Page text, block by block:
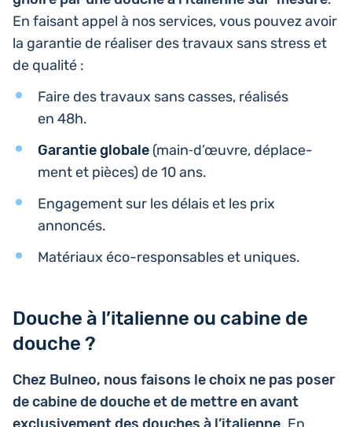
En faisant appel à nos ser­vices, vous pouvez avoir
la garan­tie de réa­li­ser des travaux sans stress et
de qualité :
Faire des travaux sans casses, réa­li­sés
en 48h.
Garan­tie globale (main‑d’œuvre, dépla­ce­
ment et pièces) de 10 ans.
Enga­ge­ment sur les délais et les prix
annoncés.
Maté­riaux éco-res­pon­sables et uniques.
Douche à l’italienne ou cabine de
douche ?
Chez Bulneo, nous faisons le choix ne pas poser
de cabine de douche et de mettre en avant